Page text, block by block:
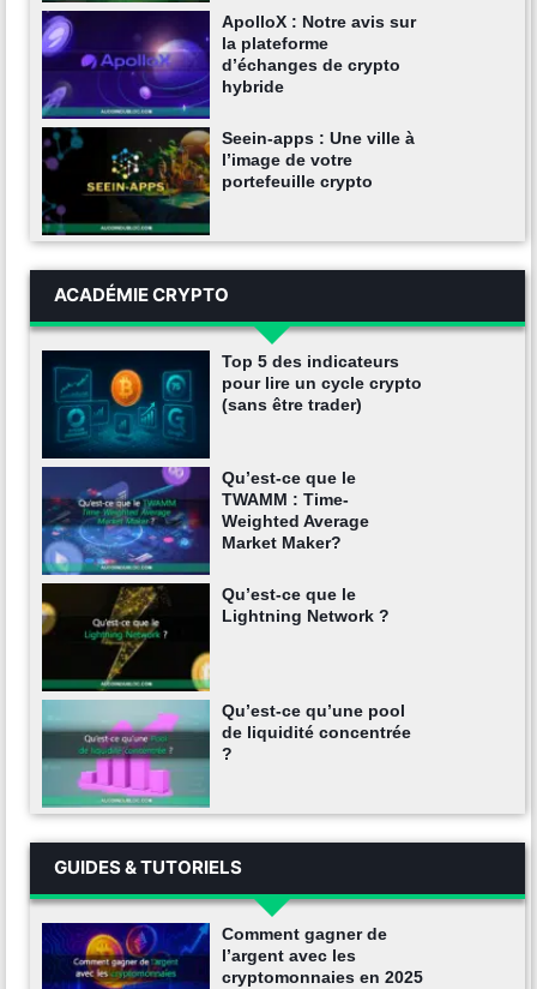
ApolloX : Notre avis sur
la plateforme
d’échanges de crypto
hybride
Seein-apps : Une ville à
l’image de votre
portefeuille crypto
ACADÉMIE CRYPTO
Top 5 des indicateurs
pour lire un cycle crypto
(sans être trader)
Qu’est-ce que le
TWAMM : Time-
Weighted Average
Market Maker?
Qu’est-ce que le
Lightning Network ?
Qu’est-ce qu’une pool
de liquidité concentrée
?
GUIDES & TUTORIELS
Comment gagner de
l’argent avec les
cryptomonnaies en 2025